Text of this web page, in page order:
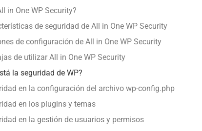
in One WP Security?
de seguridad de All in One WP Security
de configuración de All in One WP Security
de utilizar All in One WP Security
la seguridad de WP?
en la configuración del archivo wp-config.php
en los plugins y temas
en la gestión de usuarios y permisos